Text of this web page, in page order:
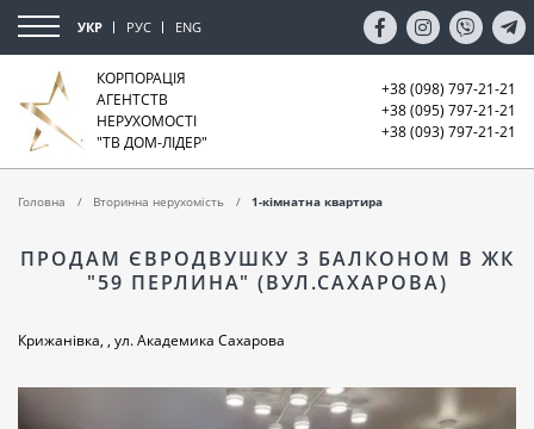
УКР РУС ENG
КОРПОРАЦІЯ
АГЕНТСТВ
НЕРУХОМОСТІ
"ТВ ДОМ-ЛІДЕР"
+38 (098) 797-21-21
+38 (095) 797-21-21
+38 (093) 797-21-21
Головна Вторинна нерухомість 1-кімнатна квартира
ПРОДАМ ЄВРОДВУШКУ З БАЛКОНОМ В ЖК
"59 ПЕРЛИНА" (ВУЛ.САХАРОВА)
Крижанівка, , ул. Академика Сахарова